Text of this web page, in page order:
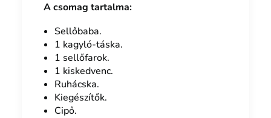
A csomag tartalma:
Sellőbaba.
1 kagyló-táska.
1 sellőfarok.
1 kiskedvenc.
Ruhácska.
Kiegészítők.
Cipő.